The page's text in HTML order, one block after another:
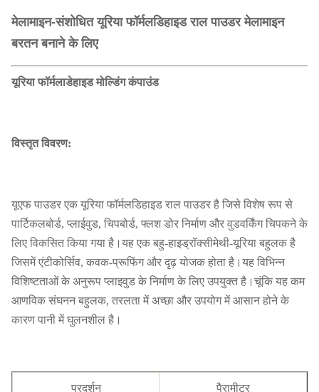
मेलामाइन-संशोधित यूरिया फॉर्मलडिहाइड राल पाउडर मेलामाइन
बरतन बनाने के लिए
यूरिया फॉर्मलाडेहाइड मोल्डिंग कंपाउंड
विस्तृत विवरण:
यूएफ पाउडर एक यूरिया फॉर्मलडिहाइड राल पाउडर है जिसे विशेष रूप से
पार्टिकलबोर्ड, प्लाईवुड, चिपबोर्ड, फ्लश डोर निर्माण और वुडवर्किंग चिपकने के
लिए विकसित किया गया है।यह एक बहु-हाइड्रॉक्सीमेथी-यूरिया बहुलक है
जिसमें एंटीकोर्सिव, कवक-प्रूफिंग और दृढ़ योजक होता है।यह विभिन्न
विशिष्टताओं के अनुरूप प्लाइवुड के निर्माण के लिए उपयुक्त है।चूंकि यह कम
आणविक संघनन बहुलक, तरलता में अच्छा और उपयोग में आसान होने के
कारण पानी में घुलनशील है।
प्रदर्शन पैरामीटर